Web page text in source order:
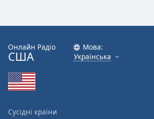
Family
Reset
Close
Modal
Dialog
Онлайн Радіо
США
Мова:
Українська
Сусідні країни